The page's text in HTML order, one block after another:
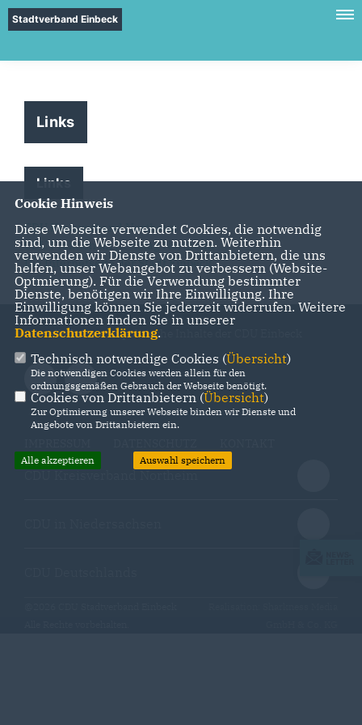
Stadtverband Einbeck
Links
Links
CDU Kreisverband Northeim
CDU Fraktion im Kreistag Northeim
Die Internetseite der Stadt Einbeck
Aktuelle Infos und politische Inhalte der CDU Einbeck
Cookie Hinweis
Diese Webseite verwendet Cookies, die notwendig
sind, um die Webseite zu nutzen. Weiterhin
verwenden wir Dienste von Drittanbietern, die uns
helfen, unser Webangebot zu verbessern (Website-
Optmierung). Für die Verwendung bestimmter
Dienste, benötigen wir Ihre Einwilligung. Ihre
Einwilligung können Sie jederzeit widerrufen. Weitere
Informationen finden Sie in unserer
Datenschutzerklärung.
Technisch notwendige Cookies (Übersicht)
Die notwendigen Cookies werden allein für den
ordnungsgemäßen Gebrauch der Webseite benötigt.
Cookies von Drittanbietern (Übersicht)
Zur Optimierung unserer Webseite binden wir Dienste und
Angebote von Drittanbietern ein.
Alle akzeptieren Auswahl speichern